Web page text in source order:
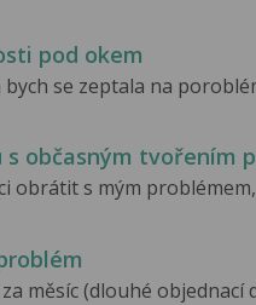
pod okem
se zeptala na
s občasným tvořením
obrátit s mým
měsíc (dlouhé objednací